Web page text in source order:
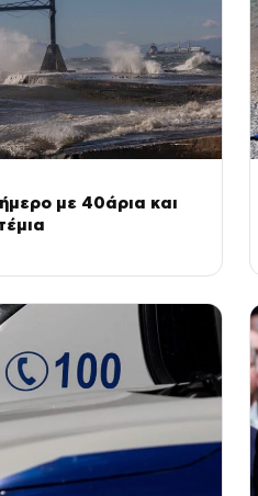
με 40άρια και